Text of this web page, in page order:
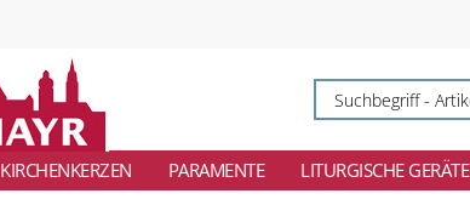
KIRCHENKERZEN PARAMENTE LITURGISCHE GERÄTE